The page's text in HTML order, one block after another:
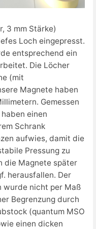
3 mm Stärke)
Loch eingepresst.
entsprechend ein
Die Löcher
(mit
Magnete haben
Gemessen
einen
Schrank
aufwies, damit die
Pressung zu
die Magnete später
herausfallen. Der
wurde nicht per Maß
Begrenzung durch
(quantum MSO
einen dicken